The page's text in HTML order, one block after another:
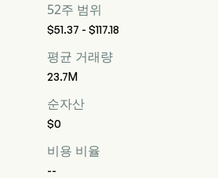
52주 범위
$51.37 - $117.18
평균 거래량
23.7M
순자산
$0
비용 비율
--